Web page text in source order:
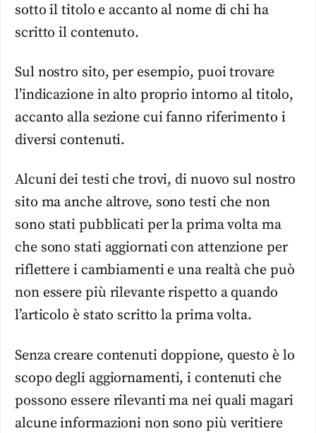
sotto il titolo e accanto al nome di chi ha
scritto il contenuto.
Sul nostro sito, per esempio, puoi trovare
l’indicazione in alto proprio intorno al titolo,
accanto alla sezione cui fanno riferimento i
diversi contenuti.
Alcuni dei testi che trovi, di nuovo sul nostro
sito ma anche altrove, sono testi che non
sono stati pubblicati per la prima volta ma
che sono stati aggiornati con attenzione per
riflettere i cambiamenti e una realtà che può
non essere più rilevante rispetto a quando
l’articolo è stato scritto la prima volta.
Senza creare contenuti doppione, questo è lo
scopo degli aggiornamenti, i contenuti che
possono essere rilevanti ma nei quali magari
alcune informazioni non sono più veritiere